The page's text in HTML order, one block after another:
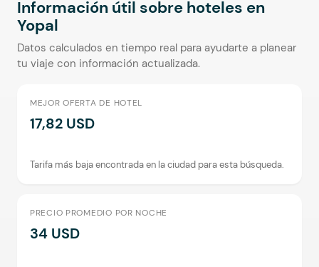
Información útil sobre hoteles en
Yopal
Datos calculados en tiempo real para ayudarte a planear
tu viaje con información actualizada.
MEJOR OFERTA DE HOTEL
17,82 USD
Tarifa más baja encontrada en la ciudad para esta búsqueda.
PRECIO PROMEDIO POR NOCHE
34 USD